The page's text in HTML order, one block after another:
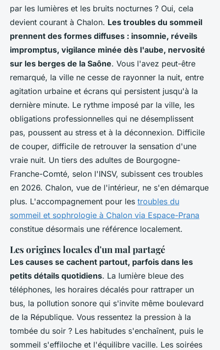
par les lumières et les bruits nocturnes ? Oui, cela
devient courant à Chalon. Les troubles du sommeil
prennent des formes diffuses : insomnie, réveils
impromptus, vigilance minée dès l'aube, nervosité
sur les berges de la Saône. Vous l'avez peut-être
remarqué, la ville ne cesse de rayonner la nuit, entre
agitation urbaine et écrans qui persistent jusqu'à la
dernière minute. Le rythme imposé par la ville, les
obligations professionnelles qui ne désemplissent
pas, poussent au stress et à la déconnexion. Difficile
de couper, difficile de retrouver la sensation d'une
vraie nuit. Un tiers des adultes de Bourgogne-
Franche-Comté, selon l'INSV, subissent ces troubles
en 2026. Chalon, vue de l'intérieur, ne s'en démarque
plus. L'accompagnement pour les troubles du
sommeil et sophrologie à Chalon via Espace-Prana
constitue désormais une référence localement.
Les origines locales d'un mal partagé
Les causes se cachent partout, parfois dans les
petits détails quotidiens. La lumière bleue des
téléphones, les horaires décalés pour rattraper un
bus, la pollution sonore qui s'invite même boulevard
de la République. Vous ressentez la pression à la
tombée du soir ? Les habitudes s'enchaînent, puis le
sommeil s'effiloche et l'équilibre vacille. Les soirées